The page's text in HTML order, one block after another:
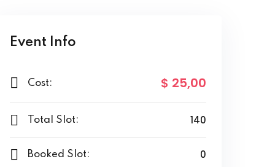
Event Info
Cost: $ 25,00
Total Slot: 140
Booked Slot: 0